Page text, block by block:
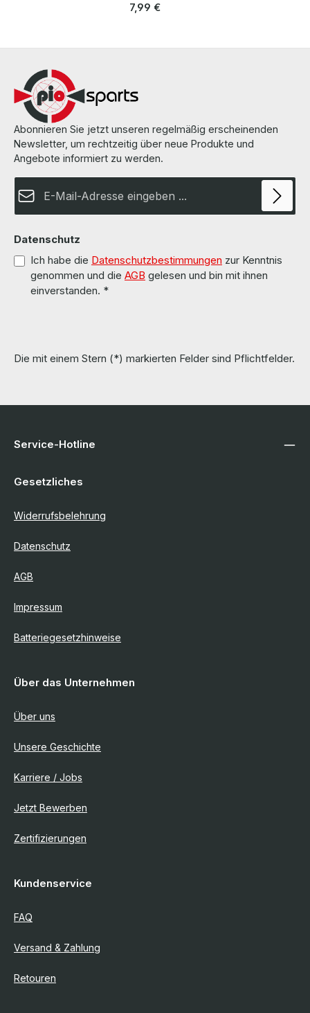
on the pages of the manufacturer. Weitere Informationen und
Regulärer Preis:
7,99 €
Abonnieren Sie jetzt unseren regelmäßig erscheinenden
Newsletter, um rechtzeitig über neue Produkte und
Angebote informiert zu werden.
Datenschutz
Ich habe die Datenschutzbestimmungen zur Kenntnis
genommen und die AGB gelesen und bin mit ihnen
einverstanden. *
Die mit einem Stern (*) markierten Felder sind Pflichtfelder.
Service-Hotline
Gesetzliches
Widerrufsbelehrung
Datenschutz
AGB
Impressum
Batteriegesetzhinweise
Über das Unternehmen
Über uns
Unsere Geschichte
Karriere / Jobs
Jetzt Bewerben
Zertifizierungen
Kundenservice
FAQ
Versand & Zahlung
Retouren